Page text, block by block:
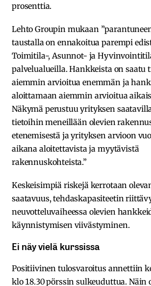
prosenttia.
Lehto Groupin mukaan
taustalla on ennakoitua parempi
Toimitila-, Asunnot- ja
palvelualueilla. Hankkeista on saatu
aiemmin arvioitua enemmän ja
aloittamaan aiemmin arvioitua
Näkymä perustuu yrityksen
tietoihin meneillään olevien
etenemisestä ja yrityksen arvioon
aikana aloitettavista ja myytävistä
rakennuskohteista.”
Keskeisimpiä riskejä kerrotaan
saatavuus, tehdaskapasiteetin
neuvotteluvaiheessa olevien
käynnistymisen viivästyminen.
Ei näy vielä kurssissa
Positiivinen tulosvaroitus annettiin
klo 18.30 pörssin sulkeuduttua. Näin